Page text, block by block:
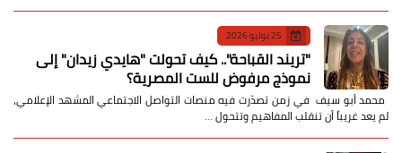
25 يوليو 2026
​"تريند القباحة".. كيف تحولت "هايدي زيدان" إلى
نموذج مرفوض للست المصرية؟
​ محمد أبو سيف ​في زمن تصدّرت فيه منصات التواصل الاجتماعي المشهد الإعلامي،
لم يعد غريباً أن تنقلب المفاهيم وتتحول …